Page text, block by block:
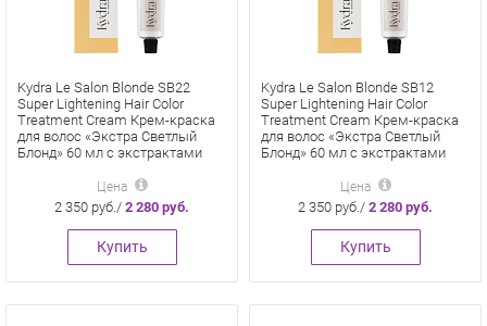
Kydra Le Salon Blonde SB22
Super Lightening Hair Color
Treatment Cream Крем-краска
для волос «Экстра Светлый
Блонд» 60 мл с экстрактами
Sigesbeckia Extract Soy And
Epaline
Цена
2 350 руб./ 2 280 руб.
Купить
Kydra Le Salon Blonde SB12
Super Lightening Hair Color
Treatment Cream Крем-краска
для волос «Экстра Светлый
Блонд» 60 мл с экстрактами
Sigesbeckia Extract Soy And
Epaline
Цена
2 350 руб./ 2 280 руб.
Купить